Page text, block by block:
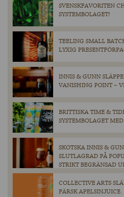
SVENSKFAVORITEN
SYSTEMBOLAGET!
TEELING SMALL
LYXIG
INNIS & GUNN
VANISHING POINT –
BRITTISKA TIME &
SYSTEMBOLAGET
SKOTSKA INNIS &
SLUTLAGRAD PÅ
STRIKT BEGRÄNSAD
COLLECTIVE ARTS
FÄRSK APELSINJUICE.